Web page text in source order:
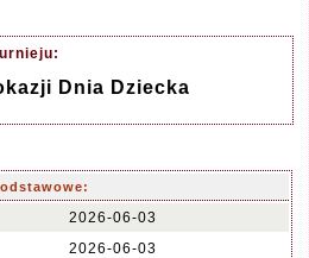
Dnia Dziecka
2026-06-03
2026-06-03